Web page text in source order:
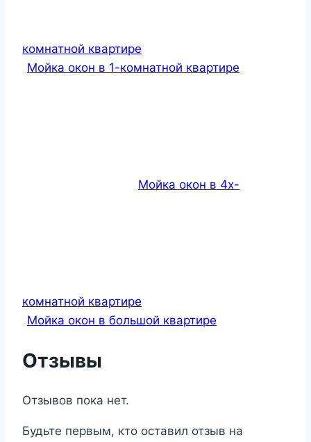
комнатной квартире
Мойка окон в 1-комнатной квартире
Мойка окон в 4х-
комнатной квартире
Мойка окон в большой квартире
Отзывы
Отзывов пока нет.
Будьте первым, кто оставил отзыв на